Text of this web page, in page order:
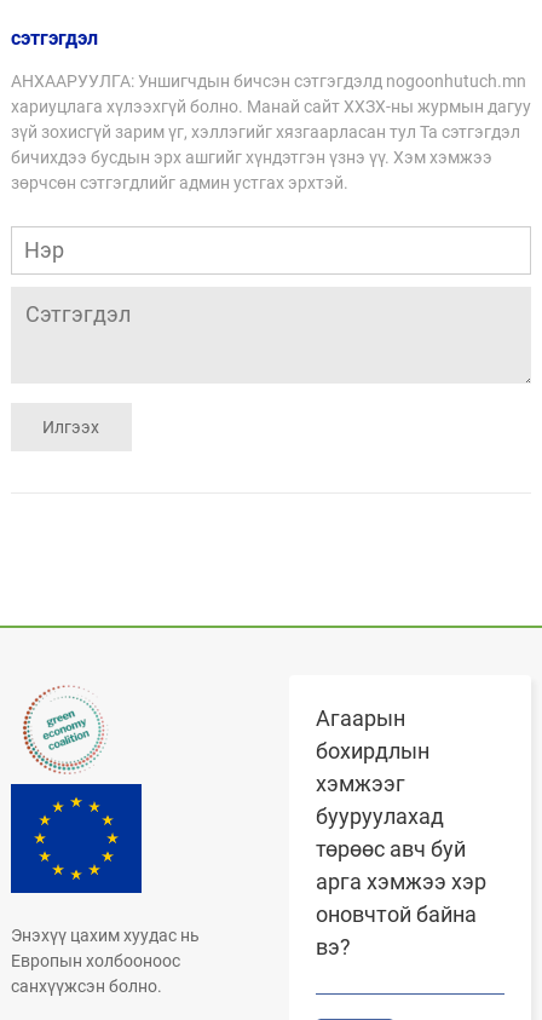
сэтгэгдэл
АНХААРУУЛГА: Уншигчдын бичсэн сэтгэгдэлд nogoonhutuch.mn
хариуцлага хүлээхгүй болно. Манай сайт ХХЗХ-ны журмын дагуу
зүй зохисгүй зарим үг, хэллэгийг хязгаарласан тул Та сэтгэгдэл
бичихдээ бусдын эрх ашгийг хүндэтгэн үзнэ үү. Хэм хэмжээ
зөрчсөн сэтгэгдлийг админ устгах эрхтэй.
Энэхүү цахим хуудас нь
Европын холбооноос
санхүүжсэн болно.
Агаарын
бохирдлын
хэмжээг
бууруулахад
төрөөс авч буй
арга хэмжээ хэр
оновчтой байна
вэ?